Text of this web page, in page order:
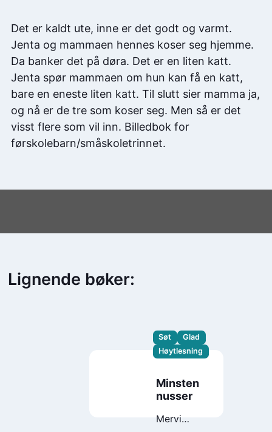
Det er kaldt ute, inne er det godt og varmt.
Jenta og mammaen hennes koser seg hjemme.
Da banker det på døra. Det er en liten katt.
Jenta spør mammaen om hun kan få en katt,
bare en eneste liten katt. Til slutt sier mamma ja,
og nå er de tre som koser seg. Men så er det
visst flere som vil inn. Billedbok for
førskolebarn/småskoletrinnet.
Lignende bøker:
Søt
Glad
Høytlesning
Minsten
nusser
Mervi